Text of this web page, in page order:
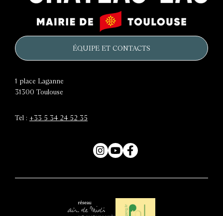
château
d'eau
Mairie
de
ÉQUIPE ET CONTACTS
1 place Laganne
31300 Toulouse
Tel : +33 5 34 24 52 35
Instagram
YouTubeFacebook